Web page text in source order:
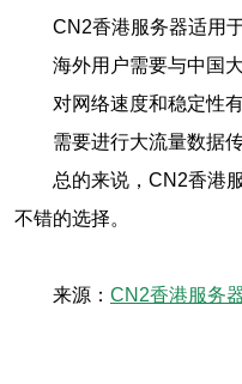
CN2香港服务器适用
海外用户需要与中国
对网络速度和稳定性
需要进行大流量数据
总的来说，CN2香港
不错的选择。
来源： CN2香港服务